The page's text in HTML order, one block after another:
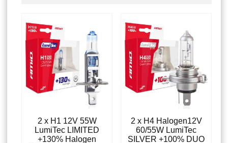
2 x H1 12V 55W
LumiTec LIMITED
+130% Halogen
2 x H4 Halogen12V
60/55W LumiTec
SILVER +100% DUO